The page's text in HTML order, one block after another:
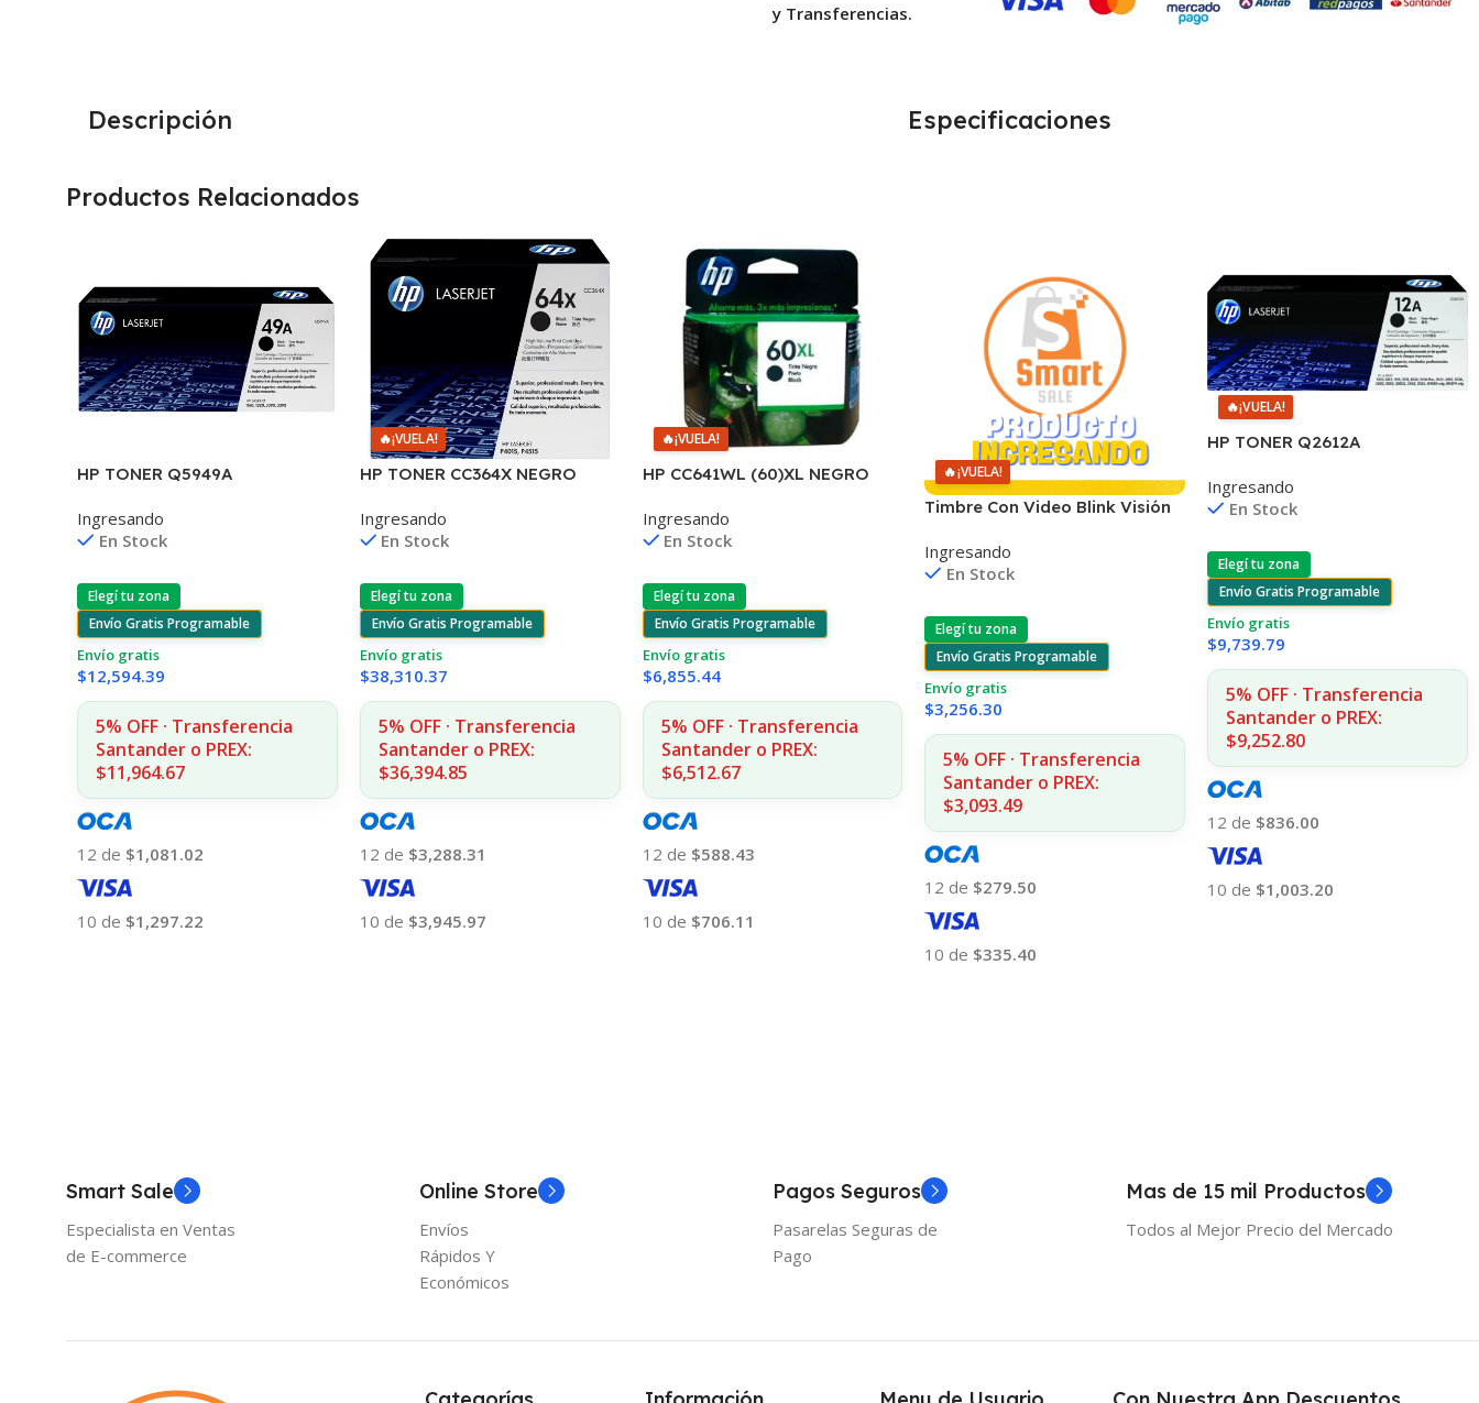
y Transferencias.
Descripción Especificaciones
Productos Relacionados
HP TONER Q5949A
COPIAS
Ingresando
En Stock
Elegí tu zona
Envío Gratis Programable
Envío gratis
$12,594.39
5% OFF · Transferencia
Santander o PREX:
$11,964.67
12 de $1,081.02
10 de $1,297.22
🔥¡VUELA!
HP TONER CC364X NEGRO
COPIAS
Ingresando
En Stock
Elegí tu zona
Envío Gratis Programable
Envío gratis
$38,310.37
5% OFF · Transferencia
Santander o PREX:
$36,394.85
12 de $3,288.31
10 de $3,945.97
🔥¡VUELA!
HP CC641WL (60)XL NEGRO
F4580/F4280/F4480/D110
Ingresando
En Stock
Elegí tu zona
Envío Gratis Programable
Envío gratis
$6,855.44
5% OFF · Transferencia
Santander o PREX:
$6,512.67
12 de $588.43
10 de $706.11
🔥¡VUELA!
Timbre Con Video Blink Visión
Ingresando
En Stock
Elegí tu zona
Envío Gratis Programable
Envío gratis
$3,256.30
5% OFF · Transferencia
Santander o PREX:
$3,093.49
12 de $279.50
10 de $335.40
🔥¡VUELA!
HP TONER Q2612A
3015/30/50 MFC1005/1319
Ingresando
En Stock
Elegí tu zona
Envío Gratis Programable
Envío gratis
$9,739.79
5% OFF · Transferencia
Santander o PREX:
$9,252.80
12 de $836.00
10 de $1,003.20
Smart Sale
Especialista en Ventas
de E-commerce
Online Store
Envíos
Rápidos Y
Económicos
Pagos Seguros
Pasarelas Seguras de
Pago
Mas de 15 mil Productos
Todos al Mejor Precio del Mercado